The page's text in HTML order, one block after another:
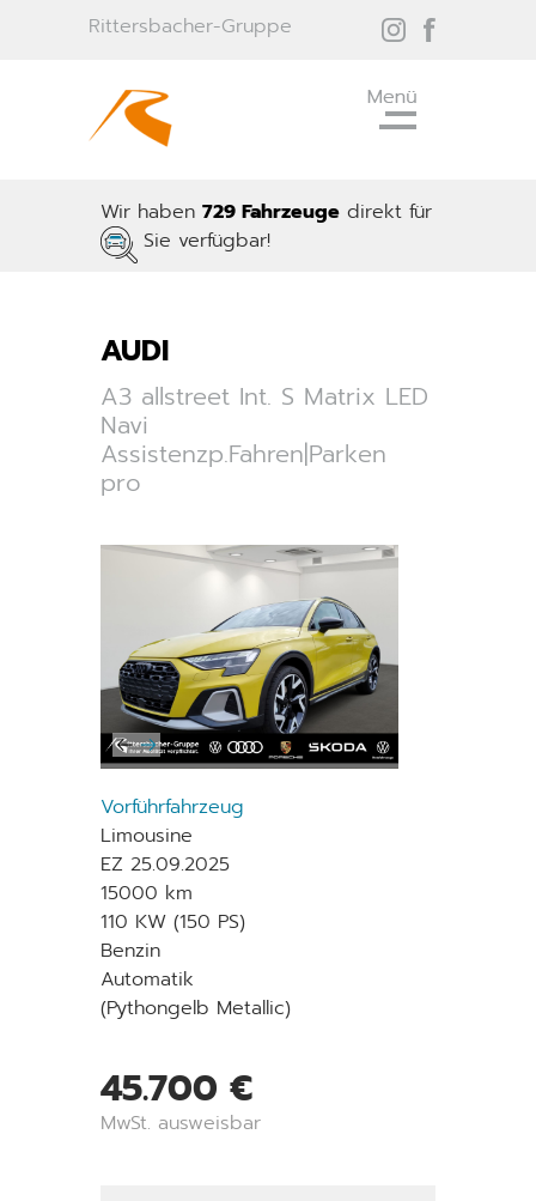
Rittersbacher-Gruppe
Wir haben 729 Fahrzeuge direkt für
Sie verfügbar!
AUDI
A3 allstreet Int. S Matrix LED
Navi
Assistenzp.Fahren|Parken
pro
Vorführfahrzeug
Limousine
EZ 25.09.2025
15000 km
110 KW (150 PS)
Benzin
Automatik
(Pythongelb Metallic)
45.700 €
MwSt. ausweisbar